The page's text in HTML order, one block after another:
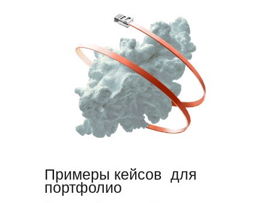
Примеры кейсов для
портфолио